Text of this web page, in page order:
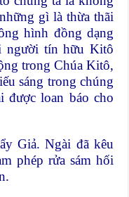
gì là thừa thãi
hình đồng dạng
người tín hữu Kitô
trong Chúa Kitô,
sáng trong chúng
được loan báo cho
Giả. Ngài đã kêu
phép rửa sám hối